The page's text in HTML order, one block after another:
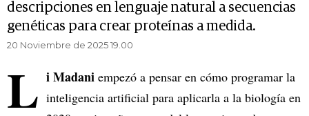
descripciones en lenguaje natural a secuencias
genéticas para crear proteínas a medida.
20 Noviembre de 2025 19.00
L i Madani empezó a pensar en cómo programar la
inteligencia artificial para aplicarla a la biología en